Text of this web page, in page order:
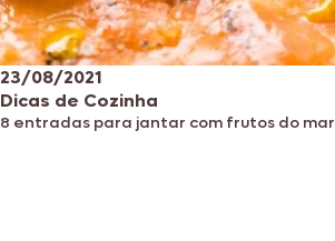
23/08/2021
Dicas de Cozinha
8 entradas para jantar com frutos do mar